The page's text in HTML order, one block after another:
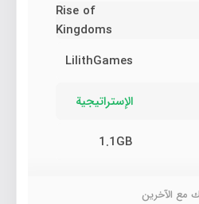
Rise of
Kingdoms
LilithGames‏
الإستراتيجية
1.1GB
مع الآخرين